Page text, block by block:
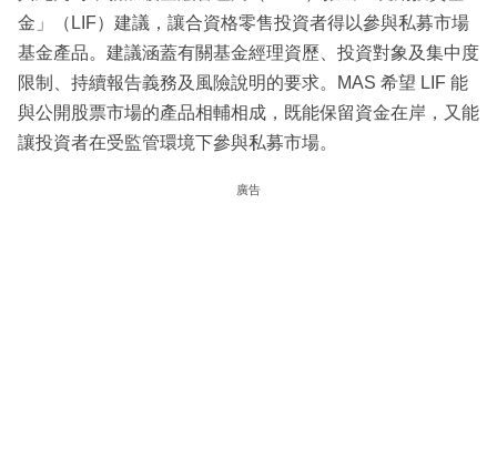
金」（LIF）建議，讓合資格零售投資者得以參與私募市場
基金產品。建議涵蓋有關基金經理資歷、投資對象及集中度
限制、持續報告義務及風險說明的要求。MAS 希望 LIF 能
與公開股票市場的產品相輔相成，既能保留資金在岸，又能
讓投資者在受監管環境下參與私募市場。
廣告